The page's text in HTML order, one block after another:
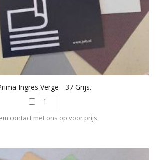
Ingres Verge - 37 Grijs.
contact met ons op voor prijs.